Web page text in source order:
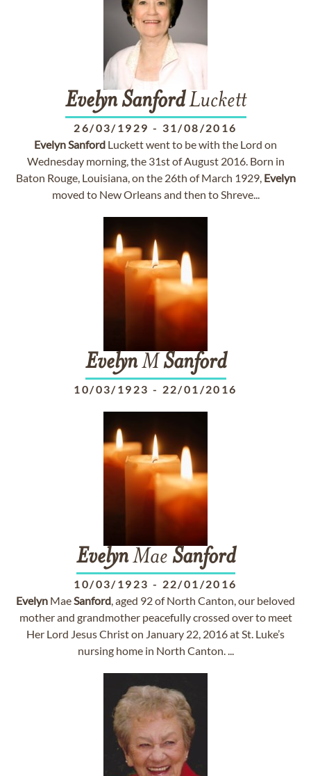
Evelyn SanfordLuckett
26/03/1929 - 31/08/2016
EvelynSanford Luckett went to be with the Lord on
Wednesday morning, the 31st of August 2016. Born in
Baton Rouge, Louisiana, on the 26th of March 1929, Evelyn
moved to New Orleans and then to Shreve...
EvelynM Sanford
10/03/1923 - 22/01/2016
EvelynMae Sanford
10/03/1923 - 22/01/2016
Evelyn MaeSanford, aged 92 of North Canton, our beloved
mother and grandmother peacefully crossed over to meet
Her Lord Jesus Christ on January 22, 2016 at St. Luke’s
nursing home in North Canton. ...